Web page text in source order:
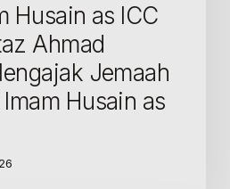
Husain as ICC
Ahmad
Jemaah
Husain as